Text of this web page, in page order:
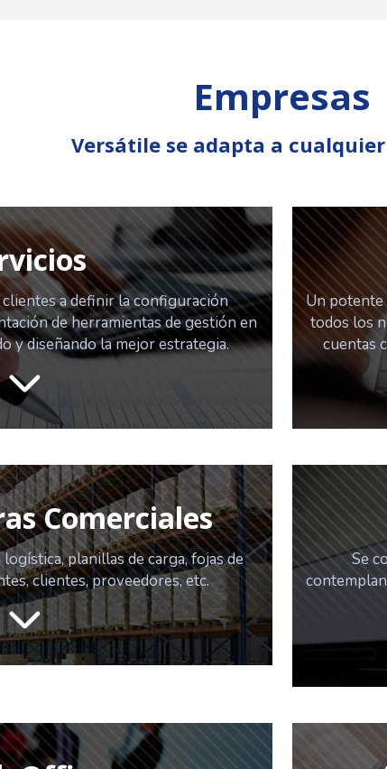
Empresas
Versátile se adapta a
a definir la configuración
de herramientas de gestión en
y diseñando la mejor estrategia.
Un potente
todos los
cuentas
Comerciales
planillas de carga, fojas de
clientes, proveedores, etc.
Se